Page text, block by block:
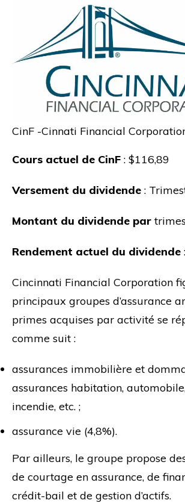
CinF -Cinnati Financial
Cours actuel de CinF : $116,89
Versement du dividende :
Montant du dividende par
Rendement actuel du dividende
Cincinnati Financial Corporation
principaux groupes d’assurance
primes acquises par activité se
comme suit :
assurances immobilière et
assurances habitation,
incendie, etc. ;
assurance vie (4,8%).
Par ailleurs, le groupe propose
de courtage en assurance, de
crédit-bail et de gestion d’actifs.